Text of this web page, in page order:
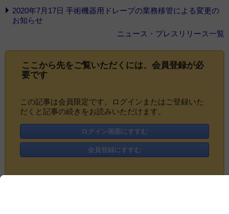
2020年7月17日 手術機器用ドレープの業務移管による変更の
お知らせ
ニュース・プレスリリース一覧
ここから先をご覧いただくには、 会員登録が必
要です
この記事は会員限定です。ログインまたはご登録いた
だくと記事の続きをお読みいただけます。
ログイン画面にすすむ
会員登録にすすむ